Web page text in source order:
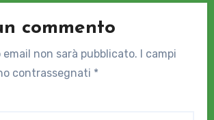
commento
email non sarà pubblicato.
I campi
contrassegnati *